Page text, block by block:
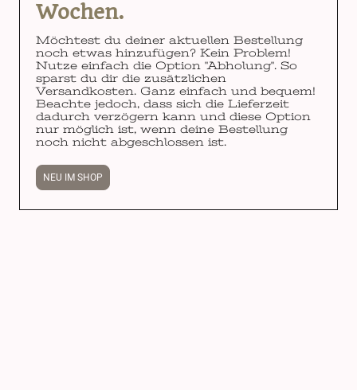
Wochen.
Möchtest du deiner aktuellen Bestellung
noch etwas hinzufügen? Kein Problem!
Nutze einfach die Option "Abholung". So
sparst du dir die zusätzlichen
Versandkosten. Ganz einfach und bequem!
Beachte jedoch, dass sich die Lieferzeit
dadurch verzögern kann und diese Option
nur möglich ist, wenn deine Bestellung
noch nicht abgeschlossen ist.
NEU IM SHOP